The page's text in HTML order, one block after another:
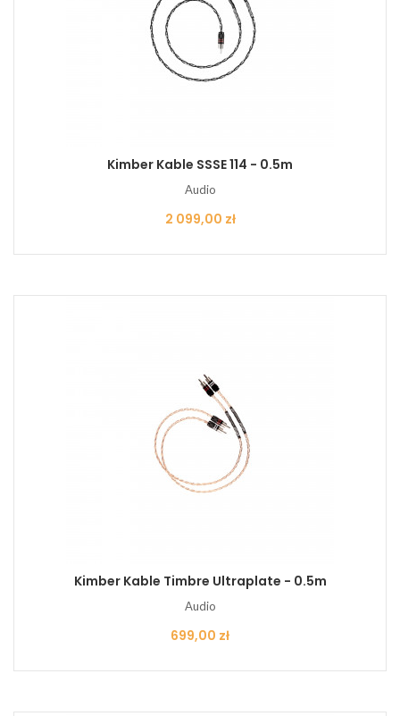
Kimber Kable SSSE 114 - 0.5m
Audio
Cena
2 099,00 zł
Kimber Kable Timbre Ultraplate - 0.5m
Audio
Cena
699,00 zł